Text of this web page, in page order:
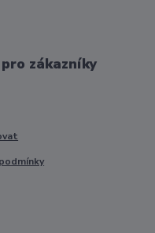
zákazníky